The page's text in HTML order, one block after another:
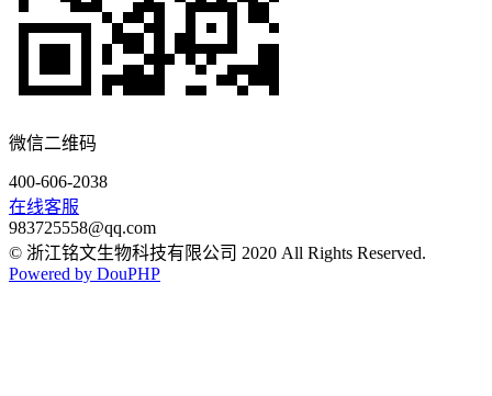
微信二维码
400-606-2038
在线客服
983725558@qq.com
© 浙江铭文生物科技有限公司 2020 All Rights Reserved.
Powered by DouPHP